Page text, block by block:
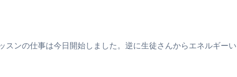
ンの仕事は今日開始しました。逆に生徒さんからエネルギー